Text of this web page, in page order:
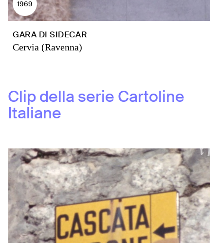
1969
GARA DI SIDECAR
Cervia (Ravenna)
Clip della serie Cartoline
Italiane